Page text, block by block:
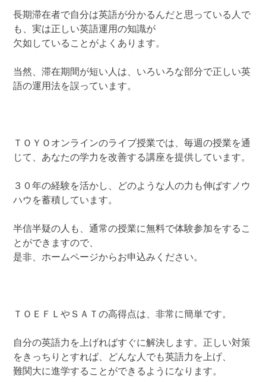
長期滞在者で自分は英語が分かるんだと思っている人で
も、実は正しい英語運用の知識が
欠如していることがよくあります。
当然、滞在期間が短い人は、いろいろな部分で正しい英
語の運用法を誤っています。
ＴＯＹＯオンラインのライブ授業では、毎週の授業を通
じて、あなたの学力を改善する講座を提供しています。
３０年の経験を活かし、どのような人の力も伸ばすノウ
ハウを蓄積しています。
半信半疑の人も、通常の授業に無料で体験参加をするこ
とができますので、
是非、ホームページからお申込みください。
ＴＯＥＦＬやＳＡＴの高得点は、非常に簡単です。
自分の英語力を上げればすぐに解決します。正しい対策
をきっちりとすれば、どんな人でも英語力を上げ、
難関大に進学することができるようになります。